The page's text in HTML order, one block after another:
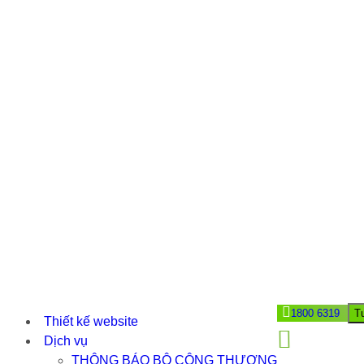
Thiết kế website
Dịch vụ
THÔNG BÁO BỘ CÔNG THƯƠNG
1800 6319